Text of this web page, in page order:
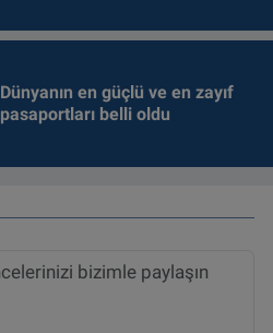
Dünyanın en güçlü ve en zayıf
pasaportları belli oldu